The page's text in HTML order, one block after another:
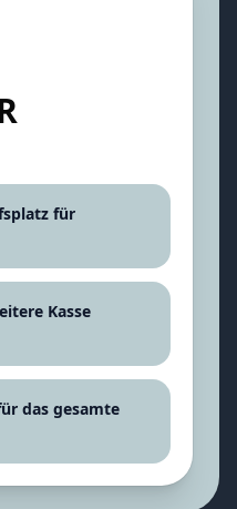
für
Kasse
das gesamte